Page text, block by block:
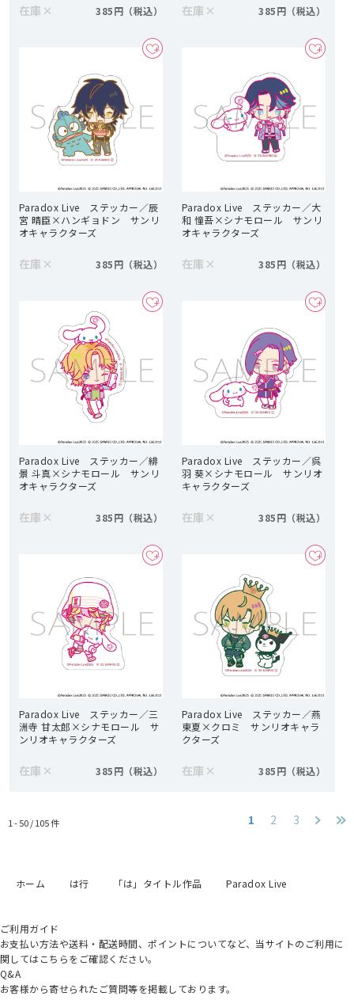
在庫 × 385円 在庫 × 385円
Paradox Live ステッカー／辰
宮 晴臣×ハンギョドン サンリ
オキャラクターズ
在庫 × 385円
Paradox Live ステッカー／大
和 憧吾×シナモロール サンリ
オキャラクターズ
在庫 × 385円
Paradox Live ステッカー／緋
景 斗真×シナモロール サンリ
オキャラクターズ
在庫 × 385円
Paradox Live ステッカー／呉
羽 葵×シナモロール サンリオ
キャラクターズ
在庫 × 385円
Paradox Live ステッカー／三
洲寺 甘太郎×シナモロール サ
ンリオキャラクターズ
在庫 × 385円
Paradox Live ステッカー／燕
東夏×クロミ サンリオキャラ
クターズ
在庫 × 385円
1 - 50 /105件 1 2 3
ホーム は行 「は」タイトル作品 Paradox Live
ご利用ガイド
お支払い方法や送料・配送時間、ポイントについてなど、当サイトのご利用に
関してはこちらをご確認ください。
Q&A
お客様から寄せられたご質問等を掲載しております。